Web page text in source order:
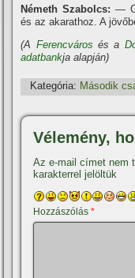
Németh Szabolcs: —
és az akarathoz. A
(A Ferencváros és a
adatbankja alapján)
Kategória: Második
Vélemény,
Az e-mail címet nem
karakterrel jelöltük
Hozzászólás*